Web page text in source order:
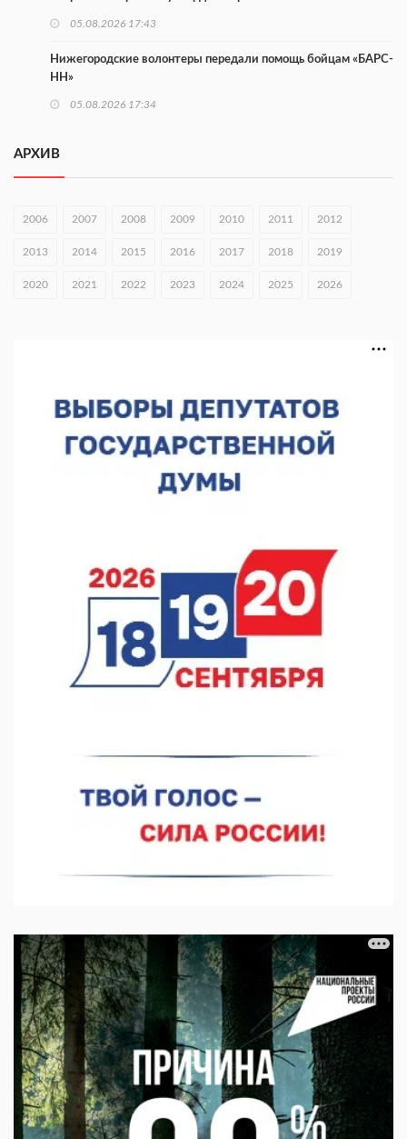
05.08.2026 17:43
Нижегородские волонтеры передали помощь бойцам «БАРС-
НН»
05.08.2026 17:34
августе
Совет молодых ученых начал работу при правительстве
В Нижнем Новгороде подвели итоги отбора на фестиваль
«Музыка балконов»
В «Заповедных кварталах» отметят 120-летие усадьбы
Гусевых
АРХИВ
2006 2007 2008 2009 2010 2011 2012
2013 2014 2015 2016 2017 2018 2019
2020 2021 2022 2023 2024 2025 2026